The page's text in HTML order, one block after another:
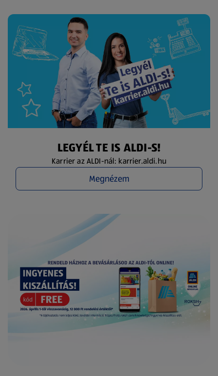
LEGYÉL TE IS ALDI-S!
Karrier az ALDI-nál: karrier.aldi.hu
Megnézem